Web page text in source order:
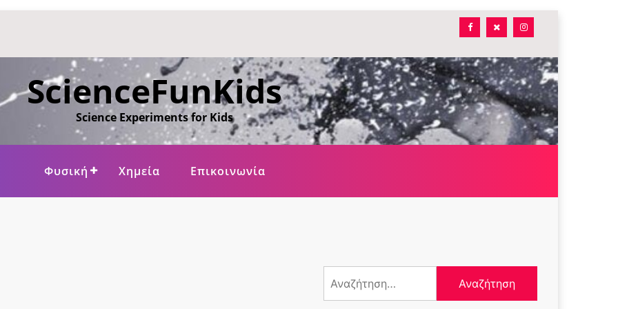
ScienceFunKids
Science Experiments for Kids
Φυσική Χημεία Επικοινωνία
για: